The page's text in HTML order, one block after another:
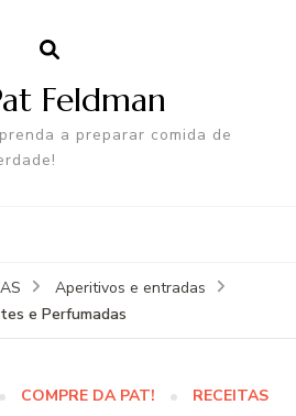
Feldman
a preparar comida de
Aperitivos e entradas
e Perfumadas
COMPRE DA PAT! RECEITAS